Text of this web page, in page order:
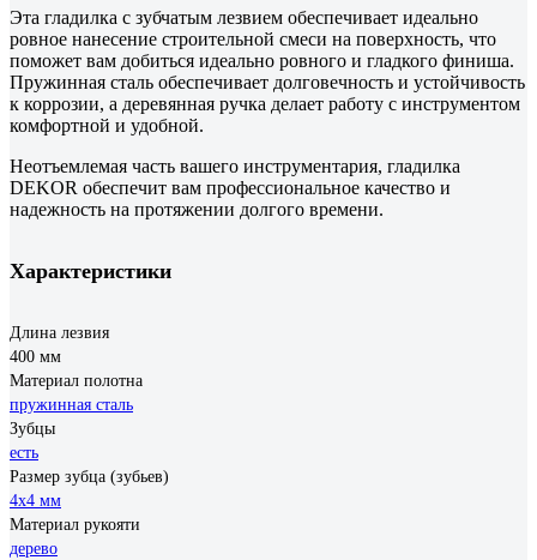
Эта гладилка с зубчатым лезвием обеспечивает идеально
ровное нанесение строительной смеси на поверхность, что
поможет вам добиться идеально ровного и гладкого финиша.
Пружинная сталь обеспечивает долговечность и устойчивость
к коррозии, а деревянная ручка делает работу с инструментом
комфортной и удобной.
Неотъемлемая часть вашего инструментария, гладилка
DEKOR обеспечит вам профессиональное качество и
надежность на протяжении долгого времени.
Характеристики
Длина лезвия
400 мм
Материал полотна
пружинная сталь
Зубцы
есть
Размер зубца (зубьев)
4х4 мм
Материал рукояти
дерево